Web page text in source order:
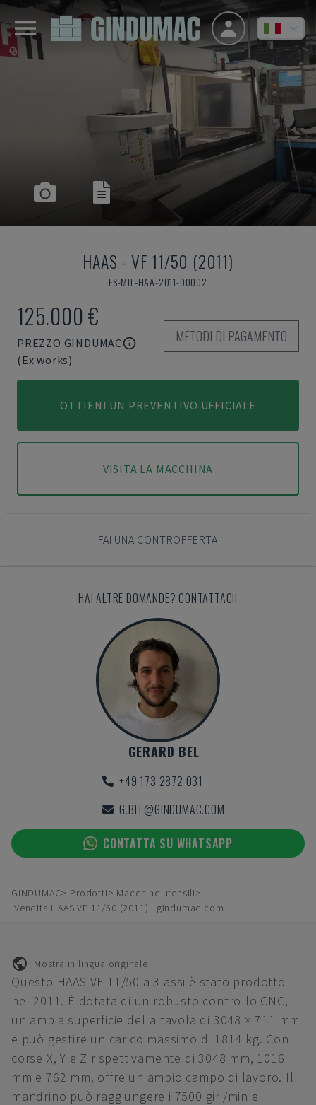
HAAS - VF 11/50 (2011)
ES-MIL-HAA-2011-00002
125.000 €
PREZZO GINDUMAC
(Ex works)
METODI DI PAGAMENTO
OTTIENI UN PREVENTIVO UFFICIALE
VISITA LA MACCHINA
FAI UNA CONTROFFERTA
HAI ALTRE DOMANDE? CONTATTACI!
GERARD BEL
+49 173 2872 031
G.BEL@GINDUMAC.COM
CONTATTA SU WHATSAPP
GINDUMAC Prodotti
Macchine utensili
Vendita HAAS VF 11/50 (2011) | gindumac.com
Mostra in lingua originale
Questo HAAS VF 11/50 a 3 assi è stato prodotto
nel 2011. È dotata di un robusto controllo CNC,
un'ampia superficie della tavola di 3048 × 711 mm
e può gestire un carico massimo di 1814 kg. Con
corse X, Y e Z rispettivamente di 3048 mm, 1016
mm e 762 mm, offre un ampio campo di lavoro. Il
mandrino può raggiungere i 7500 giri/min e